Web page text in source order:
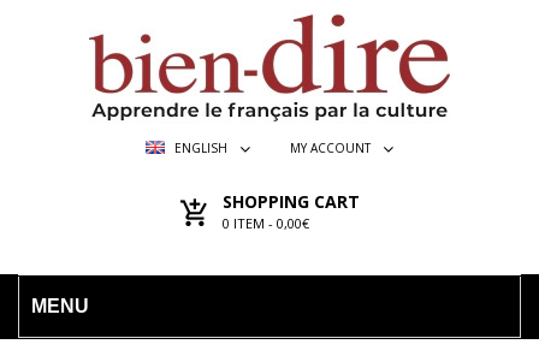
ENGLISH MY ACCOUNT
SHOPPING CART
0 ITEM - 0,00€
MENU